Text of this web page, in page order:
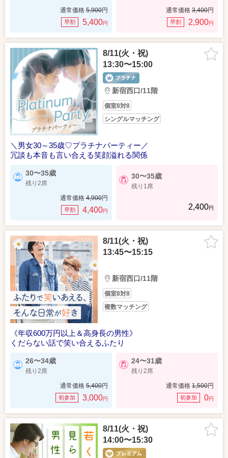
通常価格 5,900円
早割 5,400円
通常価格 3,400円
早割 2,900円
8/11(火・祝)
13:30〜15:00
新宿西口/11階
個室8対8
シングルマッチング
＼男女30～35歳♡プラチナパーティー／
冗談も本音も言い合える笑顔溢れる関係
30〜35歳
残り2席
通常価格 4,900円
早割 4,400円
30〜35歳
残り1席
2,400円
8/11(火・祝)
13:45〜15:15
新宿西口/11階
個室8対8
複数マッチング
《年収600万円以上＆高身長の男性》
くだらない話で笑い合えるふたり
26〜34歳
残り2席
通常価格 5,400円
初参加 3,000円
24〜31歳
残り2席
通常価格 1,500円
初参加 0円
8/11(火・祝)
14:00〜15:30